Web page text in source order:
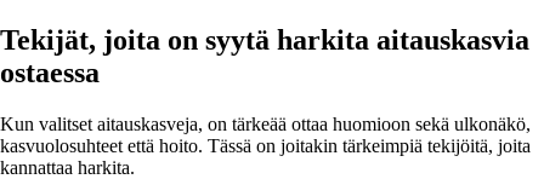
Tekijät, joita on syytä harkita aitauskasvia
ostaessa
Kun valitset aitauskasveja, on tärkeää ottaa huomioon sekä ulkonäkö,
kasvuolosuhteet että hoito. Tässä on joitakin tärkeimpiä tekijöitä, joita
kannattaa harkita.